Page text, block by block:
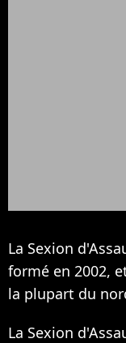
La Sexion
formé en 2002,
la plupart du
La Sexion